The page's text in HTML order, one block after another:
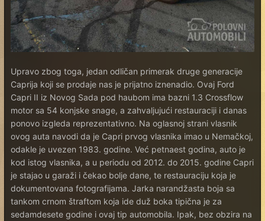
Upravo zbog toga, jedan odličan primerak druge generacije
Caprija koji se prodaje nas je prijatno iznenadio. Ovaj Ford
Capri II iz Novog Sada pod haubom ima bazni 1.3 Crossflow
motor sa 54 konjske snage, a zahvaljujući restauraciji i danas
ponovo izgleda reprezentativno. Na oglasnoj strani vlasnik
ovog auta navodi da je Capri prvog vlasnika imao u Nemačkoj,
odakle je uvezen 1983. godine. Već petnaest godina, auto je
kod istog vlasnika, a u periodu od 2012. do 2015. godine Capri
je stajao u garaži i čekao bolje dane, te restauraciju koja je
dokumentovana fotografijama. Jarka narandžasta boja sa
tankom crnom štraftom koja ide duž boka tipična je za
sedamdesete godine i ovaj tip automobila. Ipak, bez obzira na